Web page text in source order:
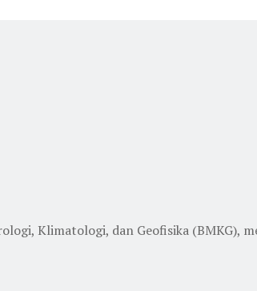
Klimatologi, dan Geofisika (BMKG),